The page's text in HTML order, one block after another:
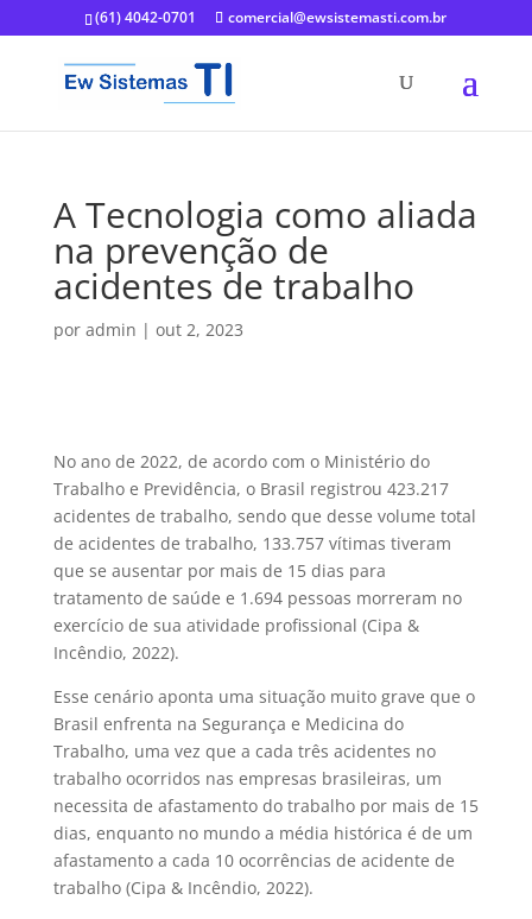
(61) 4042-0701 comercial@ewsistemasti.com.br
A Tecnologia como aliada
na prevenção de
acidentes de trabalho
por admin | out 2, 2023
No ano de 2022, de acordo com o Ministério do
Trabalho e Previdência, o Brasil registrou 423.217
acidentes de trabalho, sendo que desse volume total
de acidentes de trabalho, 133.757 vítimas tiveram
que se ausentar por mais de 15 dias para
tratamento de saúde e 1.694 pessoas morreram no
exercício de sua atividade profissional (Cipa &
Incêndio, 2022).
Esse cenário aponta uma situação muito grave que o
Brasil enfrenta na Segurança e Medicina do
Trabalho, uma vez que a cada três acidentes no
trabalho ocorridos nas empresas brasileiras, um
necessita de afastamento do trabalho por mais de 15
dias, enquanto no mundo a média histórica é de um
afastamento a cada 10 ocorrências de acidente de
trabalho (Cipa & Incêndio, 2022).